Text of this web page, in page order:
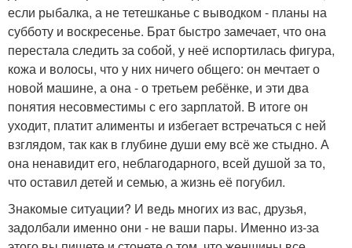
если рыбалка, а не тетешканье с выводком - планы на
субботу и воскресенье. Брат быстро замечает, что она
перестала следить за собой, у неё испортилась фигура,
кожа и волосы, что у них ничего общего: он мечтает о
новой машине, а она - о третьем ребёнке, и эти два
понятия несовместимы с его зарплатой. В итоге он
уходит, платит алименты и избегает встречаться с ней
взглядом, так как в глубине души ему всё же стыдно. А
она ненавидит его, неблагодарного, всей душой за то,
что оставил детей и семью, а жизнь её погубил.
Знакомые ситуации? И ведь многих из вас, друзья,
задолбали именно они - не ваши пары. Именно из-за